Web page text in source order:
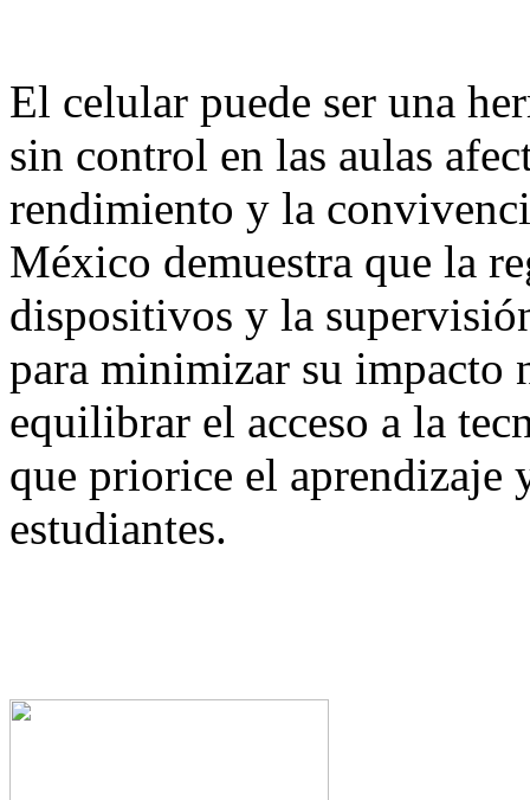
El celular puede ser una
sin control en las aulas
rendimiento y la
México demuestra que la
dispositivos y la
para minimizar su impacto
equilibrar el acceso a la
que priorice el aprendizaje
estudiantes.